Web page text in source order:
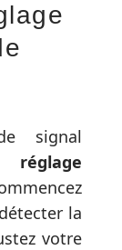
signal
réglage
la
votre